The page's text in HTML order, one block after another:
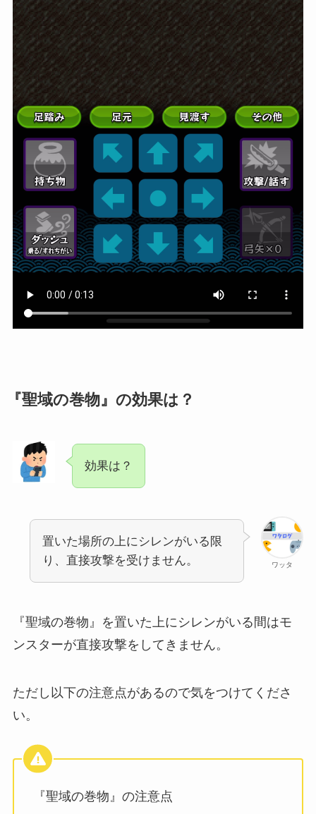
『聖域の巻物』の効果は？
効果は？
ワッタ
置いた場所の上にシレンがいる限
り、直接攻撃を受けません。
『聖域の巻物』を置いた上にシレンがいる間はモ
ンスターが直接攻撃をしてきません。
ただし以下の注意点があるので気をつけてくださ
い。
『聖域の巻物』の注意点